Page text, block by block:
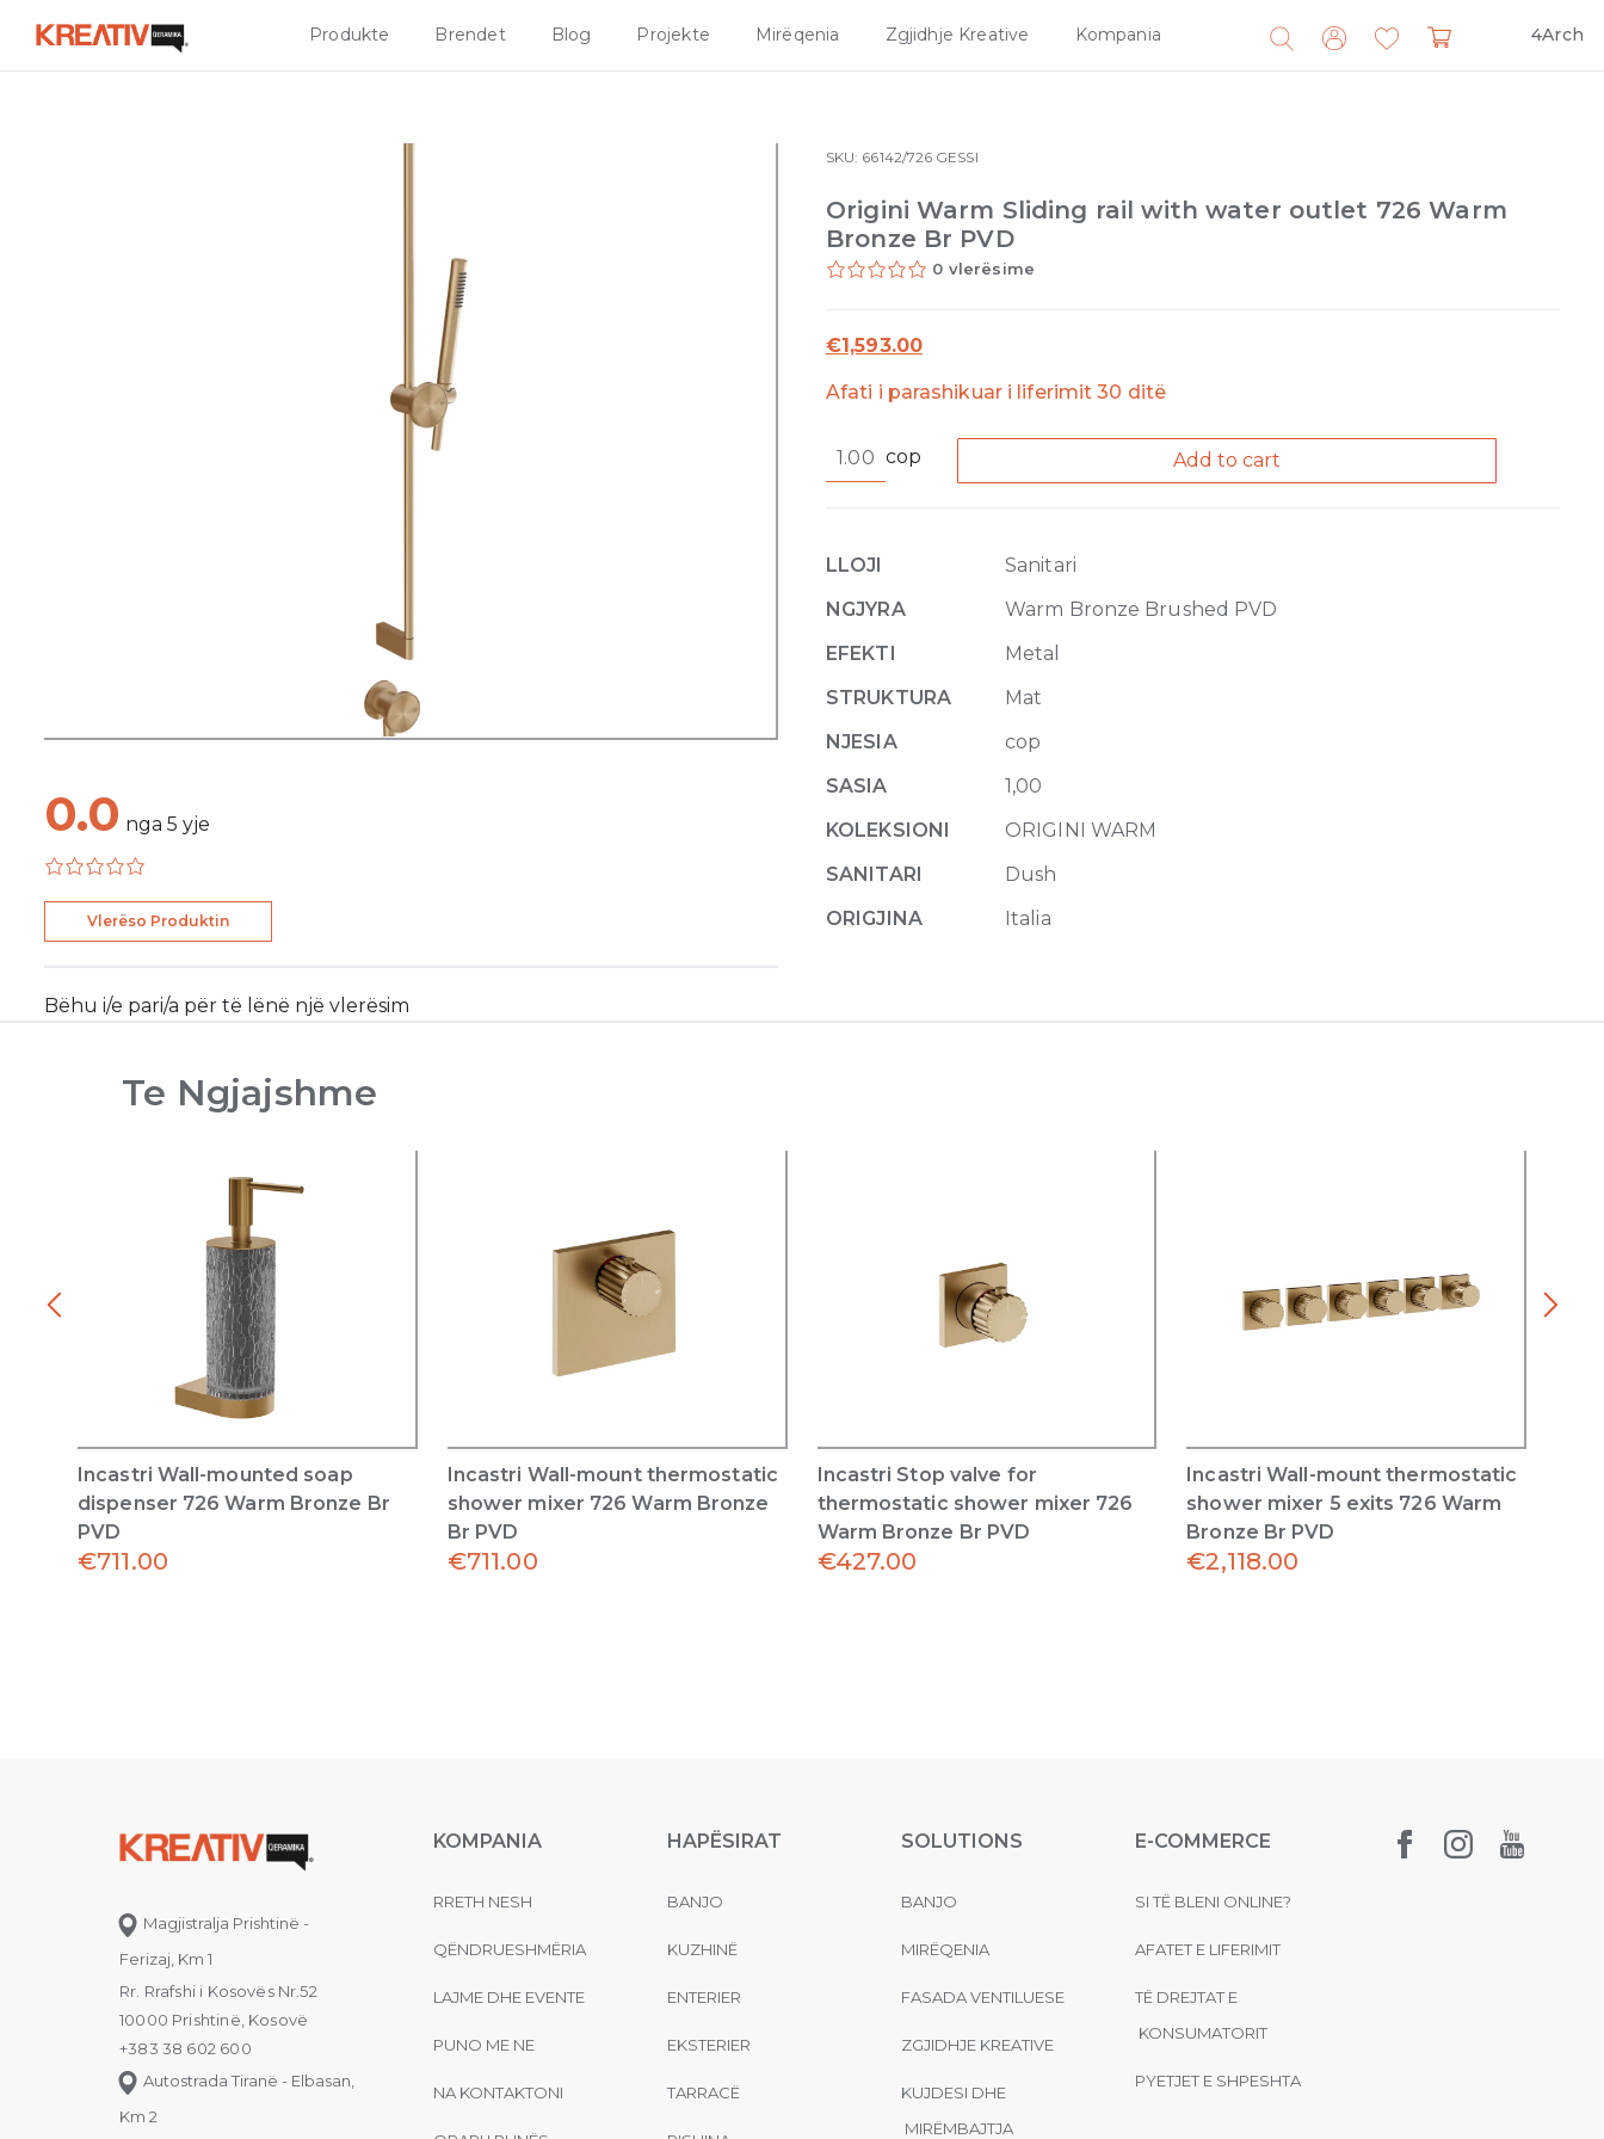
Produkte Brendet Blog Projekte Mirëqenia Zgjidhje Kreative Kompania 4Arch
Search
for:
0.0 nga 5 yje
Vlerëso Produktin
Bëhu i/e pari/a për të lënë një vlerësim
SKU: 66142/726 GESSI
Origini Warm Sliding rail with water outlet 726 Warm
Bronze Br PVD
0 vlerësime
€1,593.00
Afati i parashikuar i liferimit 30 ditë
Warm
water
outlet
Warm
Bronze
PVD
quantity
cop Add to cart
LLOJI
Sanitari
NGJYRA
Warm Bronze Brushed PVD
EFEKTI
Metal
STRUKTURA
Mat
NJESIA
cop
SASIA
1,00
KOLEKSIONI
ORIGINI WARM
SANITARI
Dush
ORIGJINA
Italia
Te Ngjajshme
Incastri Wall-mounted soap
dispenser 726 Warm Bronze Br
PVD
€711.00
Incastri Wall-mount thermostatic
shower mixer 726 Warm Bronze
Br PVD
€711.00
Incastri Stop valve for
thermostatic shower mixer 726
Warm Bronze Br PVD
€427.00
Incastri Wall-mount thermostatic
shower mixer 5 exits 726 Warm
Bronze Br PVD
€2,118.00
Magjistralja Prishtinë -
Ferizaj, Km 1
Rr. Rrafshi i Kosovës Nr.52
10000 Prishtinë, Kosovë
+383 38 602 600
Autostrada Tiranë - Elbasan,
Km 2
KOMPANIA
RRETH NESH
QËNDRUESHMËRIA
LAJME DHE EVENTE
PUNO ME NE
NA KONTAKTONI
HAPËSIRAT
BANJO
KUZHINË
ENTERIER
EKSTERIER
TARRACË
SOLUTIONS
BANJO
MIRËQENIA
FASADA VENTILUESE
ZGJIDHJE KREATIVE
KUJDESI DHE
MIRËMBAJTJA
E-COMMERCE
SI TË BLENI ONLINE?
AFATET E LIFERIMIT
TË DREJTAT E
KONSUMATORIT
PYETJET E SHPESHTA